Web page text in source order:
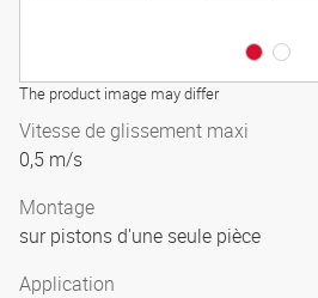
The product image may differ
Vitesse de glissement maxi
0,5 m/s
Montage
sur pistons d'une seule pièce
Application